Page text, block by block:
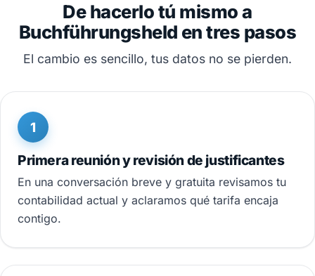
De hacerlo tú mismo a
Buchführungsheld en tres pasos
El cambio es sencillo, tus datos no se pierden.
1
Primera reunión y revisión de justificantes
En una conversación breve y gratuita revisamos tu
contabilidad actual y aclaramos qué tarifa encaja
contigo.